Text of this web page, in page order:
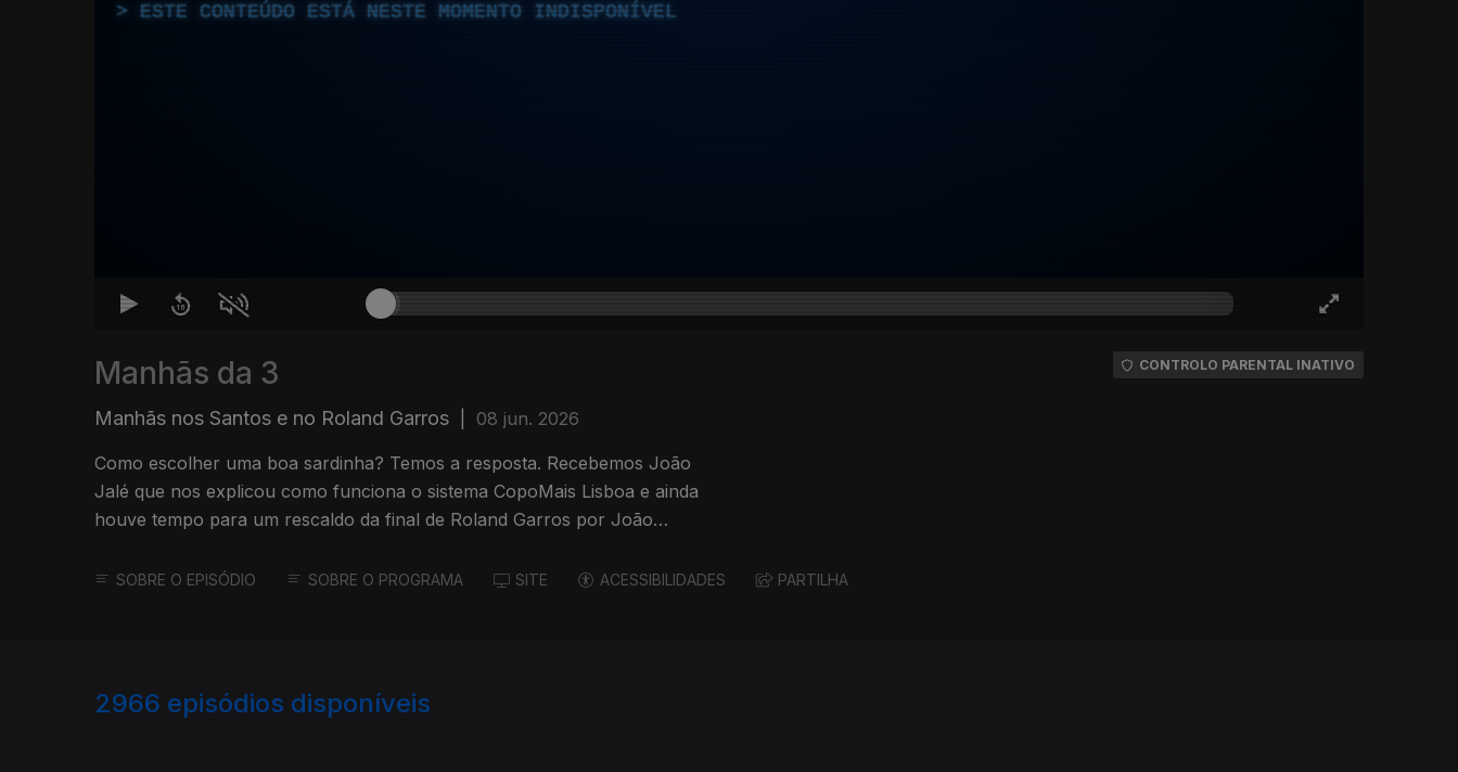
ESTE CONTEÚDO ESTÁ NESTE MOMENTO INDISPONÍVEL
Manhãs da 3
Manhãs nos Santos e no Roland Garros 08 jun. 2026
Como escolher uma boa sardinha? Temos a resposta. Recebemos João
Jalé que nos explicou como funciona o sistema CopoMais Lisboa e ainda
houve tempo para um rescaldo da final de Roland Garros por João
CONTROLO PARENTAL INATIVO
SOBRE O EPISÓDIO SOBRE O PROGRAMA SITE ACESSIBILIDADES PARTILHA
2966 episódios disponíveis